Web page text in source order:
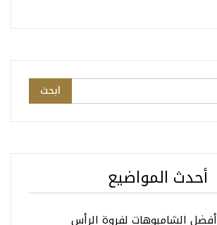
أحدث المواضيع
أفضل الشامبوهات لفروة الرأس